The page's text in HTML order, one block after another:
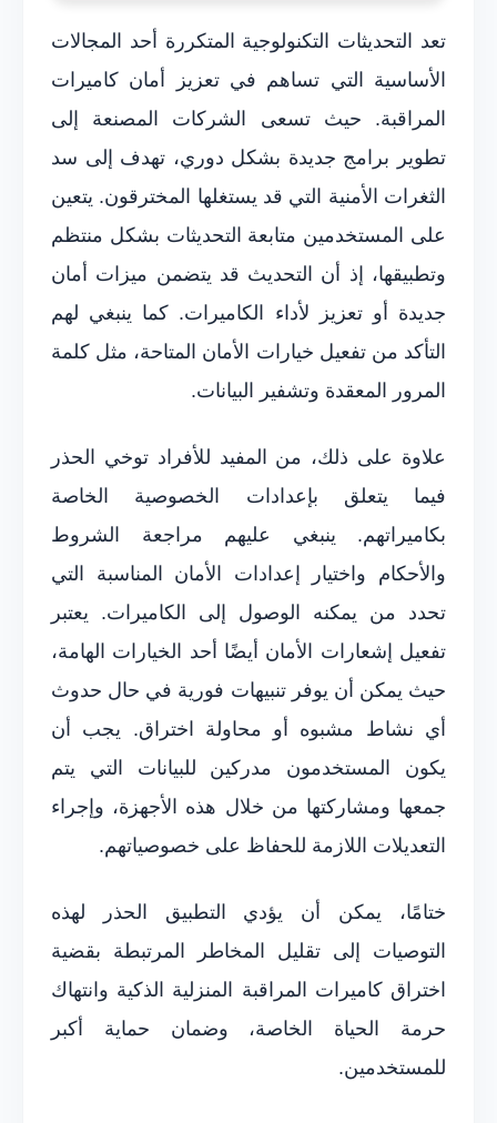
تعد التحديثات التكنولوجية المتكررة أحد المجالات
الأساسية التي تساهم في تعزيز أمان كاميرات
المراقبة. حيث تسعى الشركات المصنعة إلى
تطوير برامج جديدة بشكل دوري، تهدف إلى سد
الثغرات الأمنية التي قد يستغلها المخترقون. يتعين
على المستخدمين متابعة التحديثات بشكل منتظم
وتطبيقها، إذ أن التحديث قد يتضمن ميزات أمان
جديدة أو تعزيز لأداء الكاميرات. كما ينبغي لهم
التأكد من تفعيل خيارات الأمان المتاحة، مثل كلمة
المرور المعقدة وتشفير البيانات.
علاوة على ذلك، من المفيد للأفراد توخي الحذر
فيما يتعلق بإعدادات الخصوصية الخاصة
بكاميراتهم. ينبغي عليهم مراجعة الشروط
والأحكام واختيار إعدادات الأمان المناسبة التي
تحدد من يمكنه الوصول إلى الكاميرات. يعتبر
تفعيل إشعارات الأمان أيضًا أحد الخيارات الهامة،
حيث يمكن أن يوفر تنبيهات فورية في حال حدوث
أي نشاط مشبوه أو محاولة اختراق. يجب أن
يكون المستخدمون مدركين للبيانات التي يتم
جمعها ومشاركتها من خلال هذه الأجهزة، وإجراء
التعديلات اللازمة للحفاظ على خصوصياتهم.
ختامًا، يمكن أن يؤدي التطبيق الحذر لهذه
التوصيات إلى تقليل المخاطر المرتبطة بقضية
اختراق كاميرات المراقبة المنزلية الذكية وانتهاك
حرمة الحياة الخاصة، وضمان حماية أكبر
للمستخدمين.